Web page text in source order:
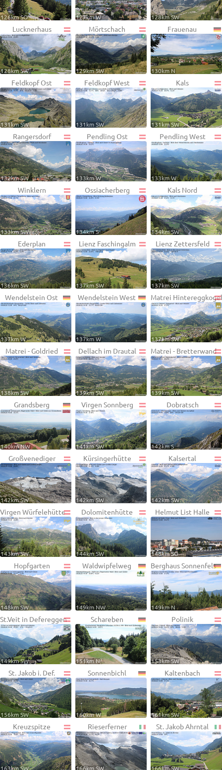
126km SO 127km W 128km SW
Lucknerhaus
128km SW
Mörtschach
129km SW
Frauenau
130km N
Feldkopf Ost
131km SW
Feldkopf West
131km SW
Kals
131km SW
Rangersdorf
132km SW
Pendling Ost
133km W
Pendling West
133km W
Winklern
133km SW
Ossiacherberg
134km S
Kals Nord
134km SW
Ederplan
136km SW
Lienz Faschingalm
137km SW
Lienz Zettersfeld
137km SW
Wendelstein Ost
137km W
Wendelstein West
137km W
Matrei Hintereggkogel
137km SW
Matrei - Goldried
138km SW
Dellach im Drautal
139km SW
Matrei - Bretterwand
139km SW
Grandsberg
140km NW
Virgen Sonnberg
141km SW
Dobratsch
142km S
Großvenediger
142km SW
Kürsingerhütte
142km SW
Kalsertal
142km SW
Virgen Würfelehütte
143km SW
Dolomitenhütte
144km SW
Helmut List Halle
148km SO
Hopfgarten
148km SW
Waldwipfelweg
149km NW
Berghaus Sonnenfels
149km N
St.Veit in Defereggen
149km SW
Schareben
151km N
Polinik
153km SW
St. Jakob i. Def.
156km SW
Sonnenbichl
160km W
Kaltenbach
161km SW
Kreuzspitze
163km SW
Rieserferner
166km SW
St. Jakob Ahrntal
166km SW